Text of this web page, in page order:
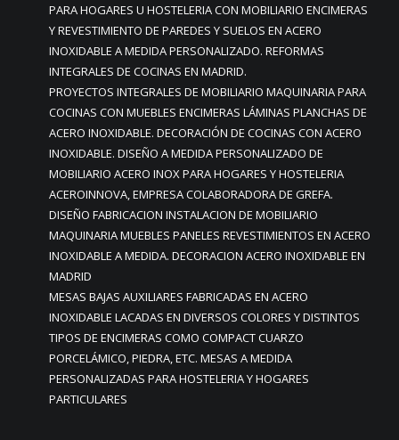
PARA HOGARES U HOSTELERIA CON MOBILIARIO ENCIMERAS
Y REVESTIMIENTO DE PAREDES Y SUELOS EN ACERO
INOXIDABLE A MEDIDA PERSONALIZADO. REFORMAS
INTEGRALES DE COCINAS EN MADRID.
PROYECTOS INTEGRALES DE MOBILIARIO MAQUINARIA PARA
COCINAS CON MUEBLES ENCIMERAS LÁMINAS PLANCHAS DE
ACERO INOXIDABLE. DECORACIÓN DE COCINAS CON ACERO
INOXIDABLE. DISEÑO A MEDIDA PERSONALIZADO DE
MOBILIARIO ACERO INOX PARA HOGARES Y HOSTELERIA
ACEROINNOVA, EMPRESA COLABORADORA DE GREFA.
DISEÑO FABRICACION INSTALACION DE MOBILIARIO
MAQUINARIA MUEBLES PANELES REVESTIMIENTOS EN ACERO
INOXIDABLE A MEDIDA. DECORACION ACERO INOXIDABLE EN
MADRID
MESAS BAJAS AUXILIARES FABRICADAS EN ACERO
INOXIDABLE LACADAS EN DIVERSOS COLORES Y DISTINTOS
TIPOS DE ENCIMERAS COMO COMPACT CUARZO
PORCELÁMICO, PIEDRA, ETC. MESAS A MEDIDA
PERSONALIZADAS PARA HOSTELERIA Y HOGARES
PARTICULARES